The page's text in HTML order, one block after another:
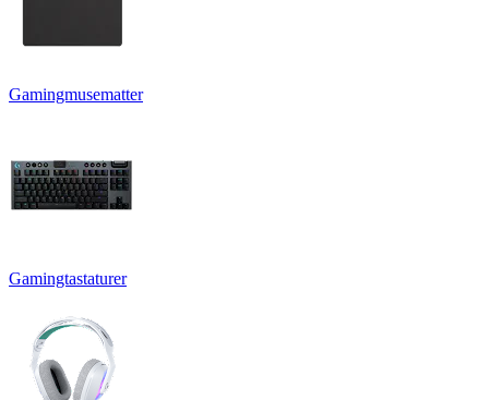
Gamingmusematter
Gamingtastaturer